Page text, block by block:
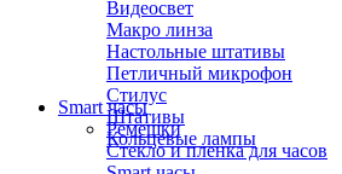
Видеосвет
Макро линза
Настольные штативы
Петличный микрофон
Стилус
Штативы
Кольцевые лампы
Smart часы
Ремешки
Стекло и пленка для часов